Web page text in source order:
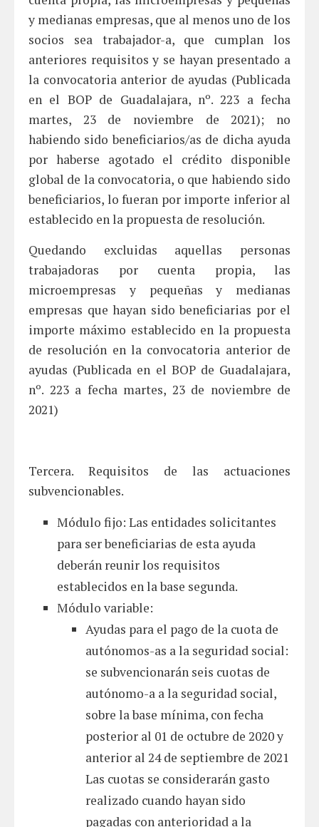
y medianas empresas, que al menos uno de los
socios sea trabajador-a, que cumplan los
anteriores requisitos y se hayan presentado a
la convocatoria anterior de ayudas (Publicada
en el BOP de Guadalajara, nº. 223 a fecha
martes, 23 de noviembre de 2021); no
habiendo sido beneficiarios/as de dicha ayuda
por haberse agotado el crédito disponible
global de la convocatoria, o que habiendo sido
beneficiarios, lo fueran por importe inferior al
establecido en la propuesta de resolución.
Quedando excluidas aquellas personas
trabajadoras por cuenta propia, las
microempresas y pequeñas y medianas
empresas que hayan sido beneficiarias por el
importe máximo establecido en la propuesta
de resolución en la convocatoria anterior de
ayudas (Publicada en el BOP de Guadalajara,
nº. 223 a fecha martes, 23 de noviembre de
2021)
Tercera. Requisitos de las actuaciones
subvencionables.
Módulo fijo: Las entidades solicitantes
para ser beneficiarias de esta ayuda
deberán reunir los requisitos
establecidos en la base segunda.
Módulo variable:
Ayudas para el pago de la cuota de
autónomos-as a la seguridad social:
se subvencionarán seis cuotas de
autónomo-a a la seguridad social,
sobre la base mínima, con fecha
posterior al 01 de octubre de 2020 y
anterior al 24 de septiembre de 2021
Las cuotas se considerarán gasto
realizado cuando hayan sido
pagadas con anterioridad a la